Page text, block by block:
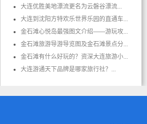
大连优胜美地漂流更名为云磐谷漂流...
大连到沈阳方特欢乐世界乐园的直通车...
金石滩心悦岛最强图文介绍——游玩攻...
金石滩旅游导游导览图及金石滩景点分...
金石滩有什么好玩的？资深大连旅游小...
大连游通天下品牌是哪家旅行社？...